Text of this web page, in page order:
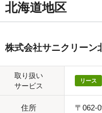
北海道地区
株式会社サニクリーン
取り扱い
サービス
リース
住所 〒062-